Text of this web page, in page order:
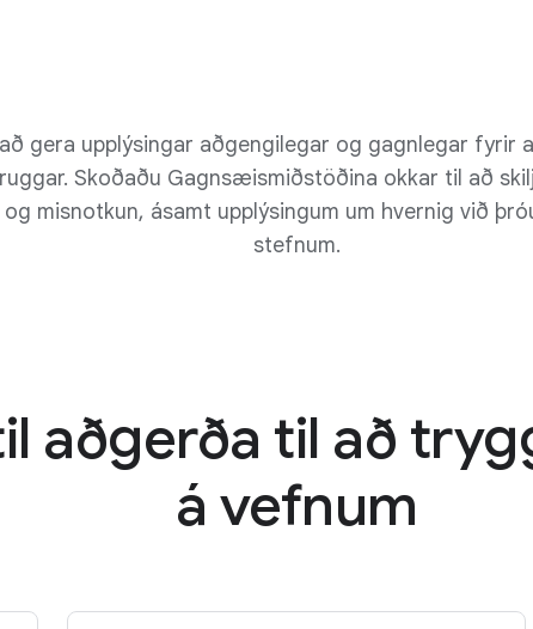
gera upplýsingar aðgengilegar og gagnlegar fyrir
Skoðaðu Gagnsæismiðstöðina okkar til að
misnotkun, ásamt upplýsingum um hvernig við
stefnum.
aðgerða til að
á vefnum